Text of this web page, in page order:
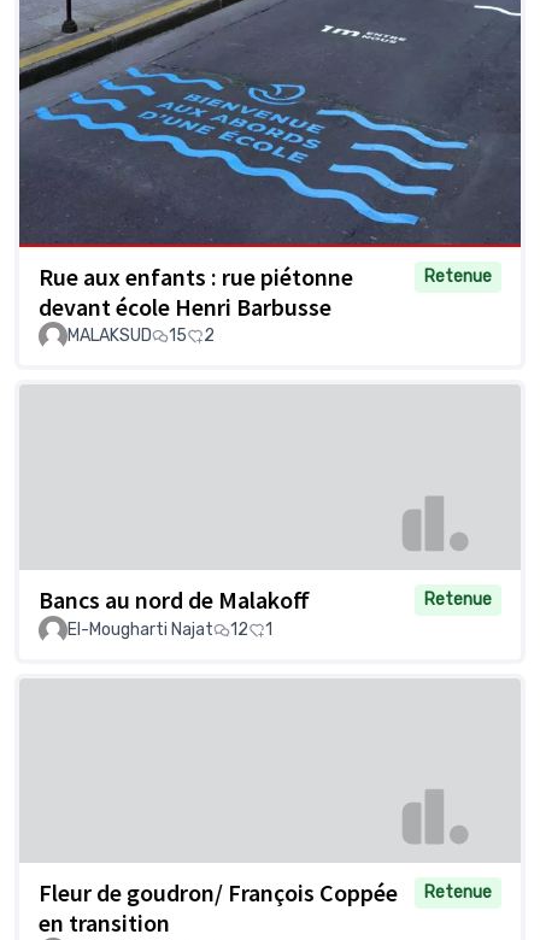
Rue aux enfants : rue piétonne
devant école Henri Barbusse
Retenue
MALAKSUD 15 2
Bancs au nord de Malakoff
Retenue
El-Mougharti Najat
12 1
Fleur de goudron/ François Coppée
en transition
Retenue